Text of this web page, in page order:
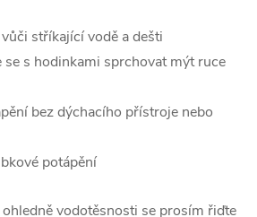
stříkající vodě a dešti
s hodinkami sprchovat mýt ruce
bez dýchacího přístroje nebo
potápění
vodotěsnosti se prosím řiďte